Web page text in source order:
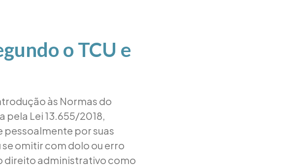
o TCU e
às Normas do
pela Lei 13.655/2018,
por suas
omitir com dolo ou erro
direito administrativo como